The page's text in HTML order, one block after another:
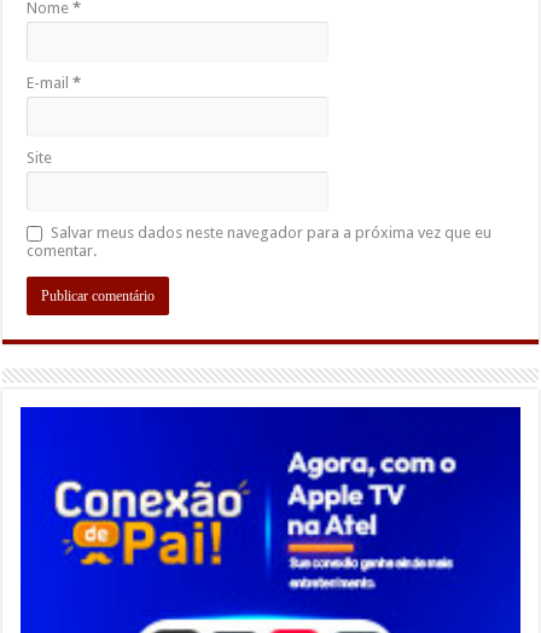
Nome*
E-mail*
Site
Salvar meus dados neste navegador para a próxima vez que eu
comentar.